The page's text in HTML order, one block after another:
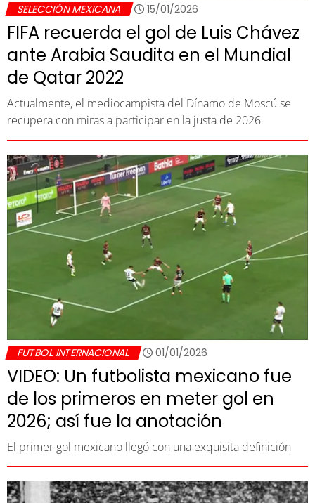
SELECCIÓN MEXICANA 15/01/2026
FIFA recuerda el gol de Luis Chávez
ante Arabia Saudita en el Mundial
de Qatar 2022
Actualmente, el mediocampista del Dínamo de Moscú se
recupera con miras a participar en la justa de 2026
FUTBOL INTERNACIONAL 01/01/2026
VIDEO: Un futbolista mexicano fue
de los primeros en meter gol en
2026; así fue la anotación
El primer gol mexicano llegó con una exquisita definición